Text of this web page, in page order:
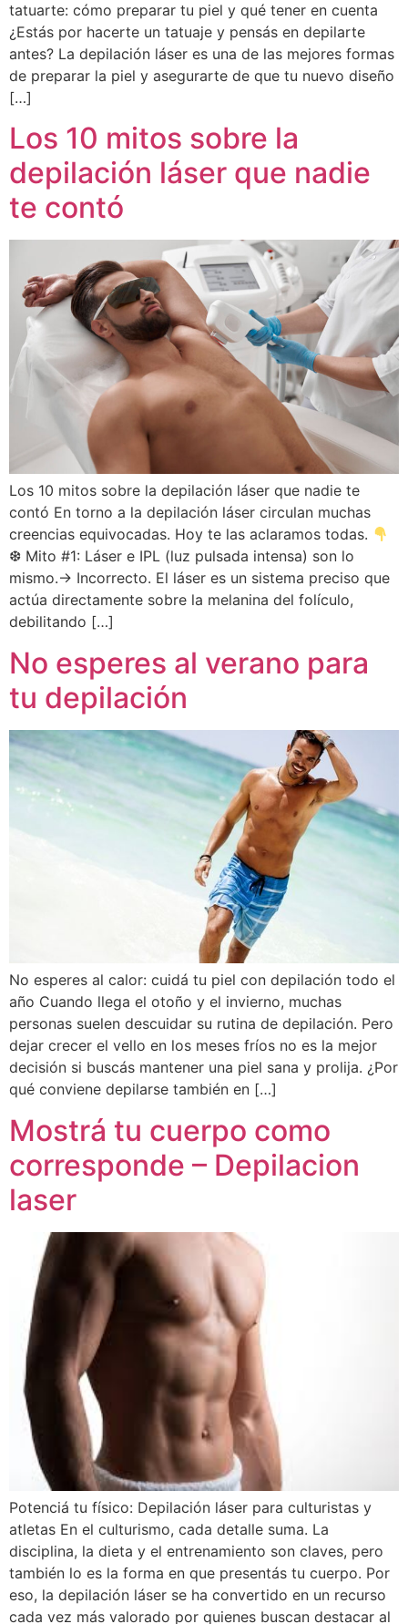
tatuarte: cómo preparar tu piel y qué tener en cuenta
¿Estás por hacerte un tatuaje y pensás en depilarte
antes? La depilación láser es una de las mejores formas
de preparar la piel y asegurarte de que tu nuevo diseño
[…]
Los 10 mitos sobre la
depilación láser que nadie
te contó
Los 10 mitos sobre la depilación láser que nadie te
contó En torno a la depilación láser circulan muchas
creencias equivocadas. Hoy te las aclaramos todas.
❆ Mito #1: Láser e IPL (luz pulsada intensa) son lo
mismo.→ Incorrecto. El láser es un sistema preciso que
actúa directamente sobre la melanina del folículo,
debilitando […]
No esperes al verano para
tu depilación
No esperes al calor: cuidá tu piel con depilación todo el
año Cuando llega el otoño y el invierno, muchas
personas suelen descuidar su rutina de depilación. Pero
dejar crecer el vello en los meses fríos no es la mejor
decisión si buscás mantener una piel sana y prolija. ¿Por
qué conviene depilarse también en […]
Mostrá tu cuerpo como
corresponde – Depilacion
laser
Potenciá tu físico: Depilación láser para culturistas y
atletas En el culturismo, cada detalle suma. La
disciplina, la dieta y el entrenamiento son claves, pero
también lo es la forma en que presentás tu cuerpo. Por
eso, la depilación láser se ha convertido en un recurso
cada vez más valorado por quienes buscan destacar al